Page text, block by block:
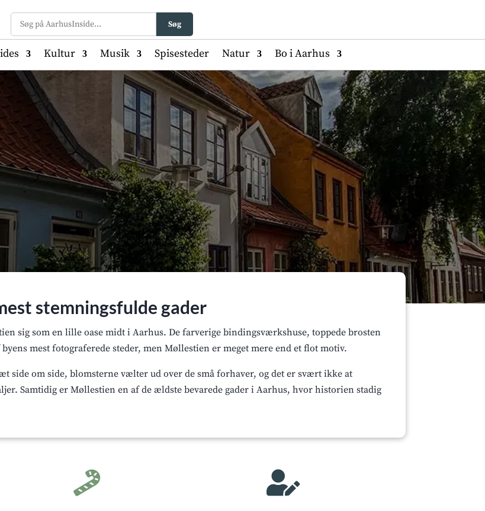
Søg
Kultur Musik Spisesteder Natur Bo i Aarhus
stemningsfulde gader
sig som en lille oase midt i Aarhus. De farverige bindingsværkshuse, toppede brosten
mest fotograferede steder, men Møllestien er meget mere end et flot motiv.
side om side, blomsterne vælter ud over de små forhaver, og det er svært ikke at
Samtidig er Møllestien en af de ældste bevarede gader i Aarhus, hvor historien stadig
 